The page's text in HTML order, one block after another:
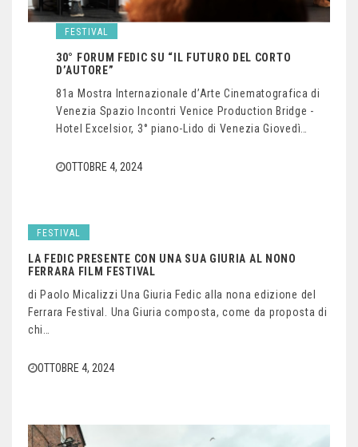
FESTIVAL
30° FORUM FEDIC SU “IL FUTURO DEL CORTO
D’AUTORE”
81a Mostra Internazionale d’Arte Cinematografica di
Venezia Spazio Incontri Venice Production Bridge -
Hotel Excelsior, 3° piano-Lido di Venezia Giovedì…
OTTOBRE 4, 2024
FESTIVAL
LA FEDIC PRESENTE CON UNA SUA GIURIA AL NONO
FERRARA FILM FESTIVAL
di Paolo Micalizzi Una Giuria Fedic alla nona edizione del
Ferrara Festival. Una Giuria composta, come da proposta di
chi…
OTTOBRE 4, 2024